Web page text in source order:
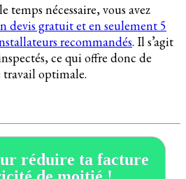
temps nécessaire, vous avez
devis gratuit et en seulement 5
recommandés. Il s’agit
ce qui offre donc de
travail optimale.
réduire ta facture